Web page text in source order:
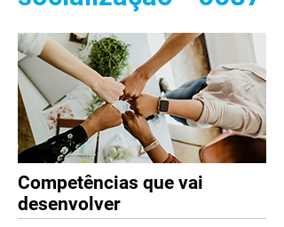
Competências que vai
desenvolver